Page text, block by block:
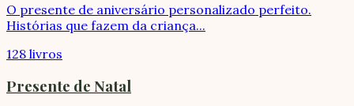
O presente de aniversário personalizado perfeito.
Histórias que fazem da criança...
128 livros
Presente de Natal